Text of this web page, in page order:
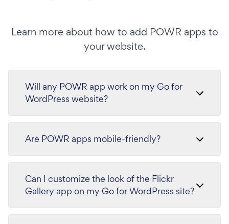
Learn more about how to add POWR apps to
your website.
Will any POWR app work on my Go for
WordPress website?
Are POWR apps mobile-friendly?
Can I customize the look of the Flickr
Gallery app on my Go for WordPress site?